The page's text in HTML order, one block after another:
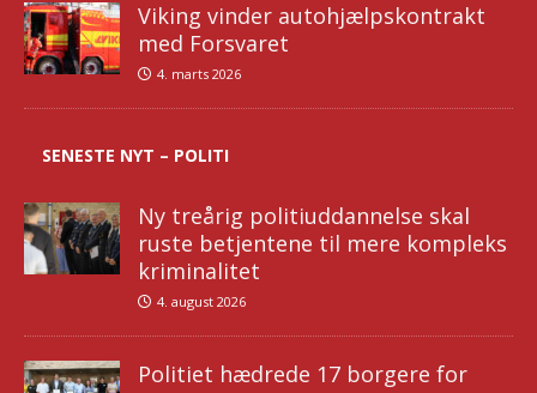
Viking vinder autohjælpskontrakt
med Forsvaret
4. marts 2026
SENESTE NYT – POLITI
Ny treårig politiuddannelse skal
ruste betjentene til mere kompleks
kriminalitet
4. august 2026
Politiet hædrede 17 borgere for